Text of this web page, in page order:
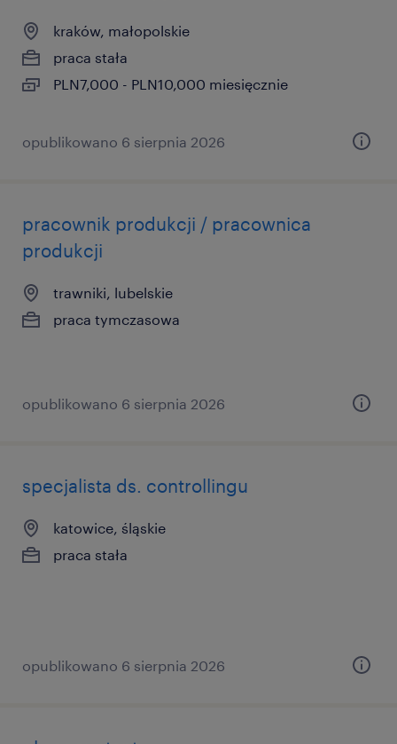
kraków, małopolskie
praca stała
PLN7,000 - PLN10,000 miesięcznie
opublikowano 6 sierpnia 2026
pracownik produkcji / pracownica
produkcji
trawniki, lubelskie
praca tymczasowa
opublikowano 6 sierpnia 2026
specjalista ds. controllingu
katowice, śląskie
praca stała
opublikowano 6 sierpnia 2026